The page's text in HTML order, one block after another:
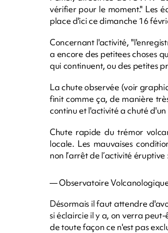
vérifier pour le moment." Les
place d'ici ce dimanche 16
Concernant l'activité,
a encore des petitees choses
qui continuent, ou des petites
La chute observée (voir
finit comme ça, de manière
continu et l'activité a chuté d'un
Chute rapide du trémor
locale. Les mauvaises
non l’arrêt de l’activité éruptive
— Observatoire
Désormais il faut attendre
si éclaircie il y a, on verra
de toute façon ce n'est pas